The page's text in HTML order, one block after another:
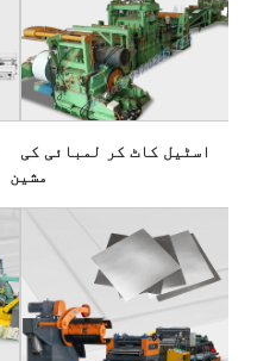
اسٹیل کاٹ کر لمبائی کی
مشین